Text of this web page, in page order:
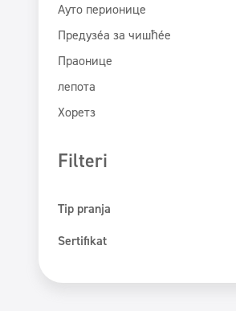
Ауто перионице
Предузећа за чишћење
Праонице
лепота
Хоретз
Filteri
Tip pranja
Mašinsko pranje
Sertifikat